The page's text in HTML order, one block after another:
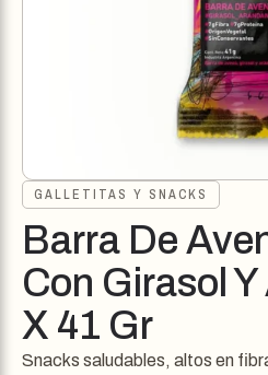
GALLETITAS Y SNACKS
Barra De
Con Girasol
X 41 Gr
Snacks saludables, altos en